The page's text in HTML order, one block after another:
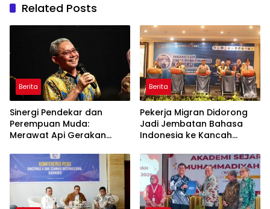
Related Posts
Berita
Sinergi Pendekar dan
Perempuan Muda:
Merawat Api Gerakan
Berita
Pekerja Migran Didorong
Jadi Jembatan Bahasa
Indonesia ke Kancah